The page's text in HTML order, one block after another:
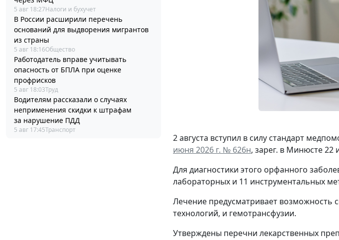
5 авг 18:27Налоги и бухучет
В России расширили перечень
оснований для выдворения мигрантов
из страны
5 авг 18:16Общество
Работодатель вправе учитывать
опасность от БПЛА при оценке
профрисков
5 авг 18:03Труд
Водителям рассказали о случаях
неприменения скидки к штрафам
за нарушение ПДД
5 авг 17:45Транспорт
2 августа вступил в силу стандарт
июня 2026 г. № 626н, зарег. в Минюсте 22
Для диагностики этого орфанного
лабораторных и 11 инструментальных
Лечение предусматривает возможность
технологий, и гемотрансфузии.
Утверждены перечни лекарственных